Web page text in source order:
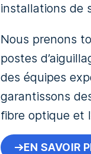
installations de
Nous prenons
postes
des équipes
garantissons
fibre optique et
EN SAVOIR